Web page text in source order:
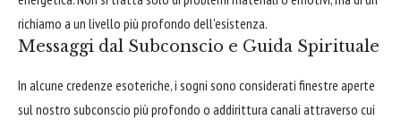
richiamo a un livello più profondo dell'esistenza.
Messaggi dal Subconscio e Guida Spirituale
In alcune credenze esoteriche, i sogni sono considerati finestre aperte
sul nostro subconscio più profondo o addirittura canali attraverso cui